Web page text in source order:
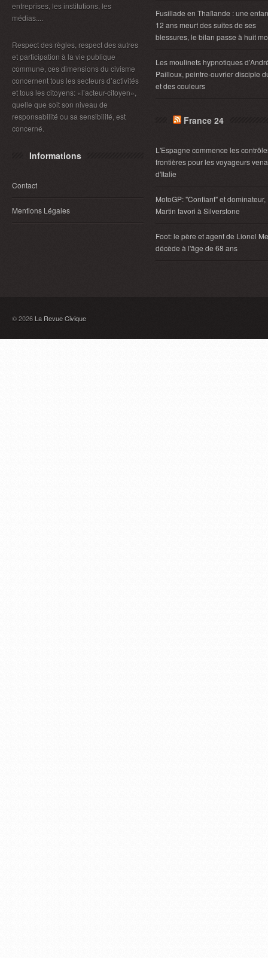
entreprises, les institutions, les
médias....
Respect des règles, respect des autres
et participation à la vie publique
commune, ces dimensions du civisme
concernent tous les secteurs d’activités
et tous les citoyens: «l’acteur-citoyen»,
quelle que soit son niveau de
responsabilité ou sa sensibilité, est
concerné.
Informations
Contact
Mentions Légales
Fusillade en Thaïlande : une
12 ans meurt des suites de ses
blessures, le bilan passe à huit
Les moulinets hypnotiques
Pailloux, peintre-ouvrier disciple
et des couleurs
France 24
L'Espagne commence les
frontières pour les voyageurs
d'Italie
MotoGP: "Confiant" et dominateur,
Martin favori à Silverstone
Foot: le père et agent de Lionel
décède à l'âge de 68 ans
© 2026 La Revue Civique